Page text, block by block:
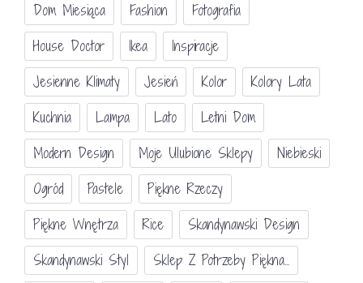
Dom Miesiąca
Fashion
Fotografia
House Doctor
Ikea
Inspiracje
Jesienne Klimaty
Jesień Kolor
Kolory Lata
Kuchnia
Lampa Lato
Letni Dom
Modern Design
Moje Ulubione Sklepy
Niebieski
Ogród
Pastele
Piękne Rzeczy
Piękne Wnętrza
Rice
Skandynawski Design
Skandynawski Styl
Sklep Z Potrzeby Piękna...